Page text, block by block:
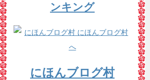
ンキング
にほんブログ村